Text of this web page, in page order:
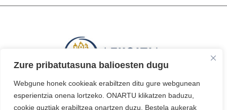
Zure pribatutasuna balioesten dugu
Webgune honek cookieak erabiltzen ditu gure webgunean
esperientzia onena lortzeko. ONARTU klikatzen baduzu,
cookie guztiak erabiltzea onartzen duzu. Bestela aukerak